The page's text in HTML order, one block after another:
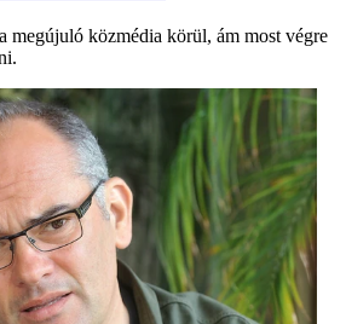
megújuló közmédia körül, ám most végre